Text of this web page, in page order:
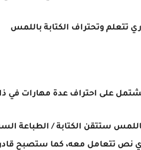
تتعلم وتحتراف الكتابة باللمس
على احتراف عدة مهارات في
ستتقن الكتابة / الطباعة
نص تتعامل معه، كما ستصبح